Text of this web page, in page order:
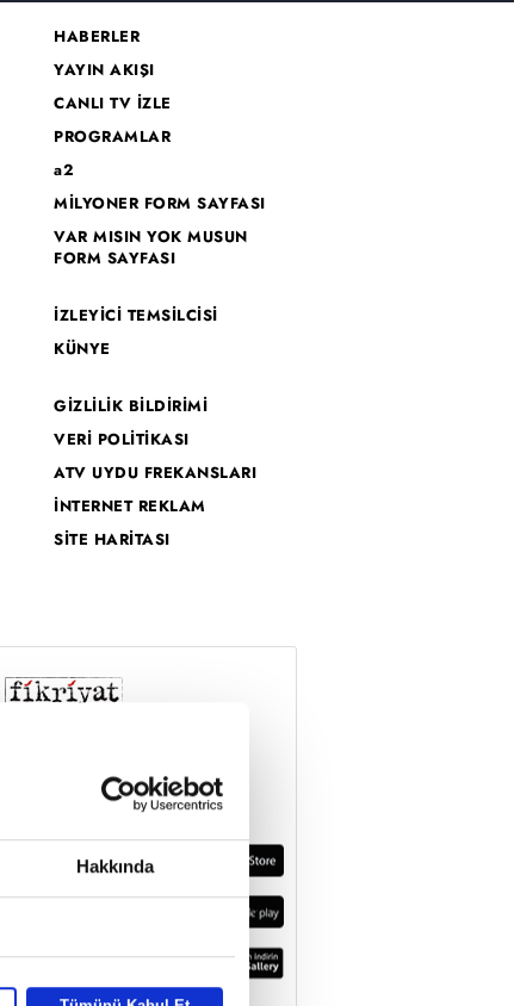
Hakkında
HABERLER
YAYIN AKIŞI
CANLI TV İZLE
PROGRAMLAR
a2
MİLYONER FORM SAYFASI
VAR MISIN YOK MUSUN
FORM SAYFASI
İZLEYİCİ TEMSİLCİSİ
KÜNYE
GİZLİLİK BİLDİRİMİ
VERİ POLİTİKASI
ATV UYDU FREKANSLARI
İNTERNET REKLAM
SİTE HARİTASI